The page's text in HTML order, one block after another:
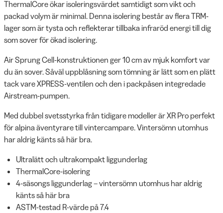
ThermalCore ökar isoleringsvärdet samtidigt som vikt och
packad volym är minimal. Denna isolering består av flera TRM-
lager som är tysta och reflekterar tillbaka infraröd energi till dig
som sover för ökad isolering.
Air Sprung Cell-konstruktionen ger 10 cm av mjuk komfort var
du än sover. Såväl uppblåsning som tömning är lätt som en plätt
tack vare XPRESS-ventilen och den i packpåsen integredade
Airstream-pumpen.
Med dubbel svetsstyrka från tidigare modeller är XR Pro perfekt
för alpina äventyrare till vintercampare. Vintersömn utomhus
har aldrig känts så här bra.
Ultralätt och ultrakompakt liggunderlag
ThermalCore-isolering
4-säsongs liggunderlag – vintersömn utomhus har aldrig
känts så här bra
ASTM-testad R-värde på 7.4